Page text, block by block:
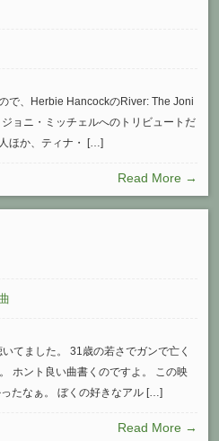
で、Herbie HancockのRiver: The Joni
ョニ・ミッチェルへのトリビュートだ
ほか、ティナ・ […]
Read More →
てました。 31歳の若さでガンで亡く
ホント良い曲書くのですよ。 この映
たなぁ。 ぼくの好きなアル […]
Read More →